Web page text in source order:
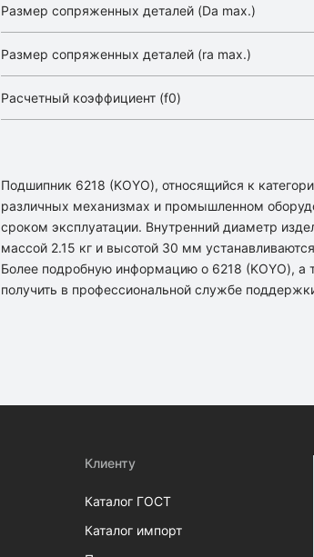
Размер сопряженных деталей (Da max.)
Размер сопряженных деталей (ra max.)
Расчетный коэффициент (f0)
Подшипник 6218 (KOYO), относящийся к
различных механизмах и промышленном
сроком эксплуатации. Внутренний диаметр
массой 2.15 кг и высотой 30 мм
Более подробную информацию о 6218 (KOYO),
получить в профессиональной службе
Клиенту
Каталог ГОСТ
Каталог импорт